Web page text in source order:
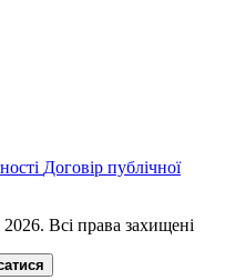
Договір публічної
Всі права захищені